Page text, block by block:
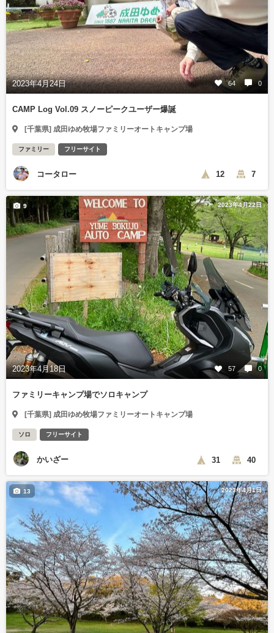
2023年4月24日 64 0
CAMP Log Vol.09 スノーピークユーザー爆誕
[千葉県] 成田ゆめ牧場ファミリーオートキャンプ場
ファミリー フリーサイト
コータロー 12 7
2023年4月22日
2023年4月18日 57 0
9
ファミリーキャンプ場でソロキャンプ
[千葉県] 成田ゆめ牧場ファミリーオートキャンプ場
ソロ フリーサイト
かいざー 31 40
2023年4月1日
13